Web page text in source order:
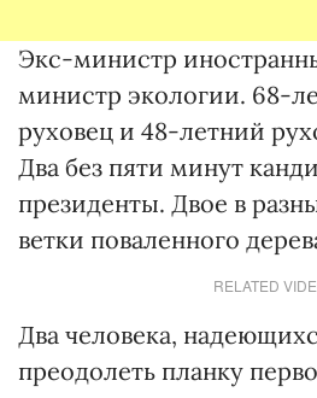
Экс-министр
министр экологии. 68-
руховец и 48-летний
Два без пяти минут
президенты. Двое в
ветки поваленного
RELATED
Два человека,
преодолеть планку